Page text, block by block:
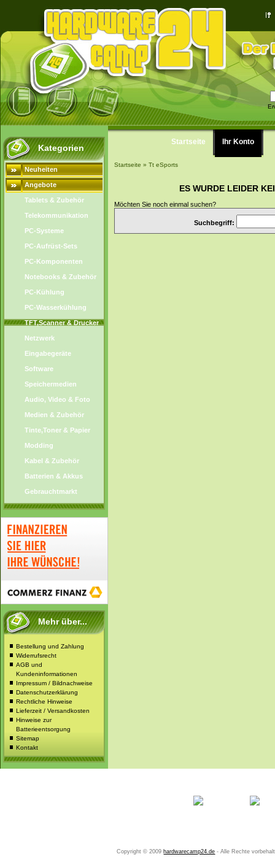
Kategorien
Neuheiten
Angebote
Tablets & Zubehör
Telekommunikation
PC-Systeme
PC-Aufrüst-Sets
PC-Komponenten
Notebooks & Zubehör
PC-Kühlung
PC-Wasserkühlung
TFT,Scanner & Drucker
Netzwerk
Eingabegeräte
Software
Speichermedien
Audio, Video & Foto
Medien & Zubehör
Tinte,Toner & Papier
Modding
Kabel & Zubehör
Batterien & Akkus
Gebrauchtmarkt
Mehr über...
Bestellung und Zahlung
Widerrufsrecht
AGB und
Kundeninformationen
Impressum / Bildnachweise
Datenschutzerklärung
Rechtliche Hinweise
Lieferzeit / Versandkosten
Hinweise zur
Batterieentsorgung
Sitemap
Kontakt
Startseite Ihr Konto
Startseite » Tt eSports
ES WURDE LEIDER
Möchten Sie noch einmal suchen?
Suchbegriff:
Copyright © 2009 hardwarecamp24.de - Alle Rechte